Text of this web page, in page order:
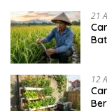
21
12